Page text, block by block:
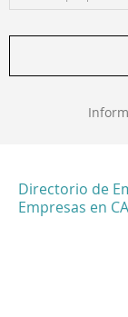
Directorio de
Empresas en